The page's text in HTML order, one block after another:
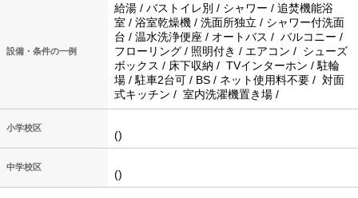
設備・条件の一例
給湯 / バストイレ別 / シャワー / 追焚機能浴
室 / 浴室乾燥機 / 洗面所独立 / シャワー付洗面
台 / 温水洗浄便座 / オートバス / バルコニー /
フローリング / 照明付き / エアコン / シューズ
ボックス / 床下収納 / TVインターホン / 駐輪
場 / 駐車2台可 / BS / ネット使用料不要 / 対面
式キッチン / 室内洗濯機置き場 /
小学校区
()
中学校区
()